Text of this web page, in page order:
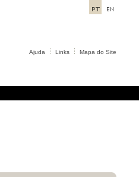
Ajuda Links Mapa do Site